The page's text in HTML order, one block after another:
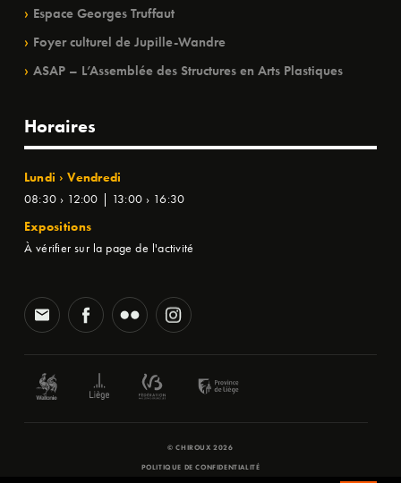
Espace Georges Truffaut
Foyer culturel de Jupille-Wandre
ASAP – L’Assemblée des Structures en Arts Plastiques
Horaires
Lundi › Vendredi
08:30 › 12:00 | 13:00 › 16:30
Expositions
À vérifier sur la page de l'activité
© CHIROUX 2026
POLITIQUE DE CONFIDENTIALITÉ